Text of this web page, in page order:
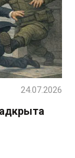
24.07.2026